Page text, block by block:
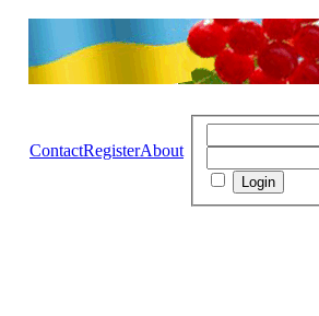
ContactRegisterAbout